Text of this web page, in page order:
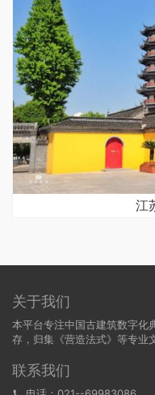
江
关于我们
本平台专注中国古建筑数字化
存，归集《营造法式》等专业
联系我们